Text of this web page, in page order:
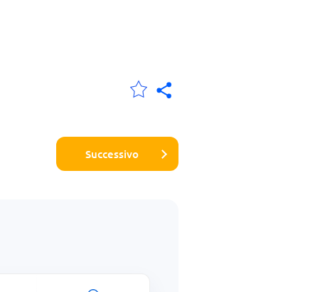
Successivo